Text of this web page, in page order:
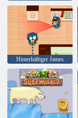
Hinterhältiger James